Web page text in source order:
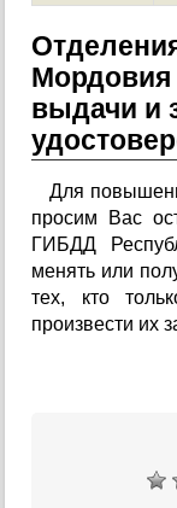
Мордовия
выдачи и
Для
просим Вас
ГИБДД
менять или
тех, кто
произвести их